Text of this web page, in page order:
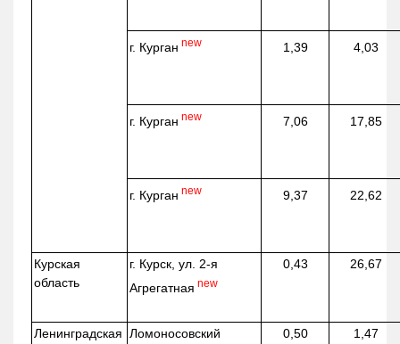
г. Курган new 1,39 4,03
г. Курган new 7,06 17,85
г. Курган new 9,37 22,62
Курская
область
г. Курск, ул. 2-я
Агрегатная new
0,43 26,67
Ленинградская Ломоносовский
0,50 1,47